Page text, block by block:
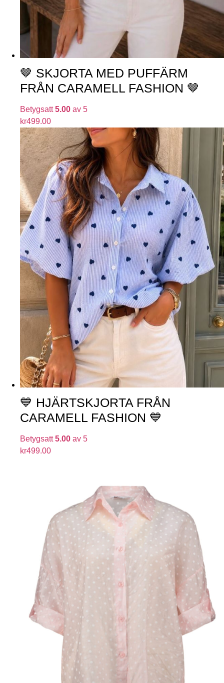
🤎 SKJORTA MED PUFFÄRM
FRÅN CARAMELL FASHION 🤎
Betygsatt5.00 av 5
kr499.00
💙 HJÄRTSKJORTA FRÅN
CARAMELL FASHION 💙
Betygsatt5.00 av 5
kr499.00